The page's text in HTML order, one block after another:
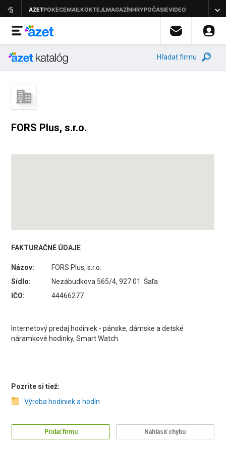
Hľadať firmu
FORS Plus, s.r.o.
FAKTURAČNÉ ÚDAJE
Názov:
FORS Plus, s.r.o.
Sídlo:
Nezábudkova 565/4, 927 01 Šaľa
IČO:
44466277
Internetový predaj hodiniek - pánske, dámske a detské
náramkové hodinky, Smart Watch.
Pozrite si tiež:
Výroba hodiniek a hodín
Pridať firmu Nahlásiť chybu